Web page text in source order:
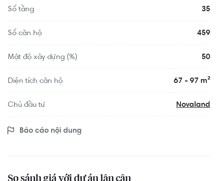
Số tầng 35
Số căn hộ 459
Mật độ xây dựng (%) 50
Diện tích căn hộ 67 - 97 m²
Chủ đầu tư Novaland
Báo cáo nội dung
So sánh giá với dự án lân cận